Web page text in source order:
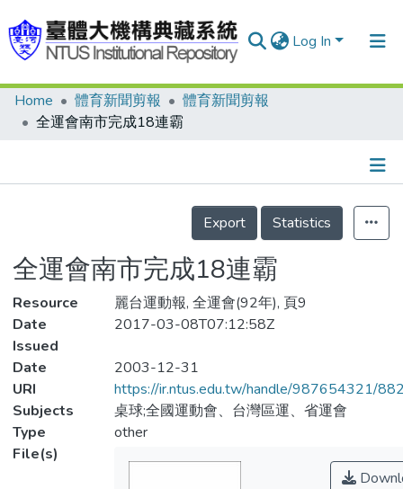
Log In
Communities & Collections
Statistics
Home 體育新聞剪報
體育新聞剪報
全運會南市完成18連霸
Details
Export
Statistics
全運會南市完成18連霸
Resource
麗台運動報, 全運會(92年), 頁9
Date
Issued
2017-03-08T07:12:58Z
Date
2003-12-31
URI
https://ir.ntus.edu.tw/handle/987654321/
Subjects
桌球;全國運動會、台灣區運、省運會
Type
other
File(s)